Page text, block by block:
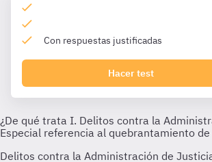
Con respuestas justificadas
Hacer test